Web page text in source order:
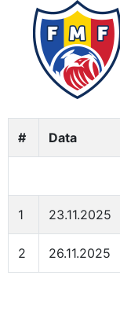
# Data
1 23.11.2025
2 26.11.2025